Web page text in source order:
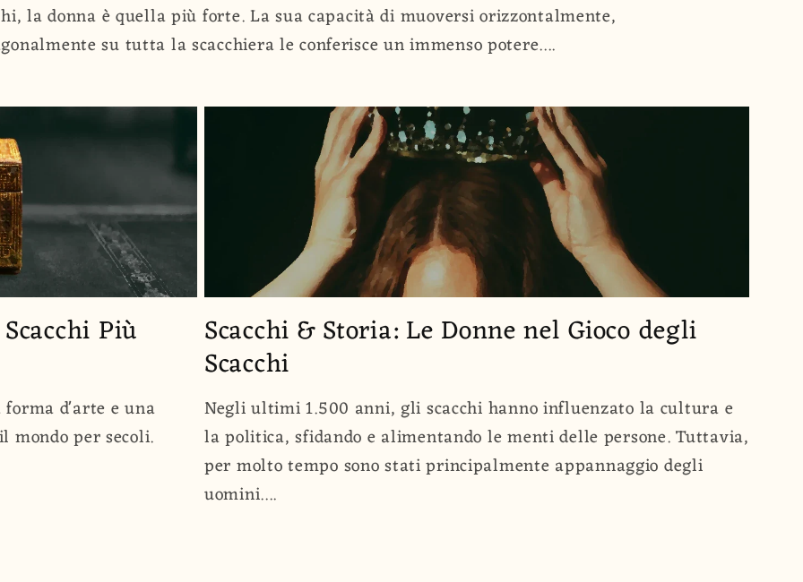
la donna è quella più forte. La sua capacità di muoversi orizzontalmente,
su tutta la scacchiera le conferisce un immenso potere....
Più
forma d'arte e una
mondo per secoli.
Scacchi & Storia: Le Donne nel Gioco degli
Scacchi
Negli ultimi 1.500 anni, gli scacchi hanno influenzato la cultura e
la politica, sfidando e alimentando le menti delle persone. Tuttavia,
per molto tempo sono stati principalmente appannaggio degli
uomini....